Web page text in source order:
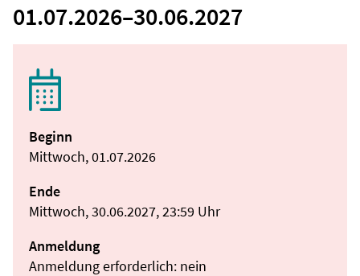
01.07.2026–30.06.2027
Beginn
Mittwoch, 01.07.2026
Ende
Mittwoch, 30.06.2027, 23:59 Uhr
Anmeldung
Anmeldung erforderlich: nein